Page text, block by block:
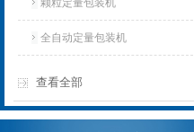
颗粒定量包装机
全自动定量包装机
查看全部